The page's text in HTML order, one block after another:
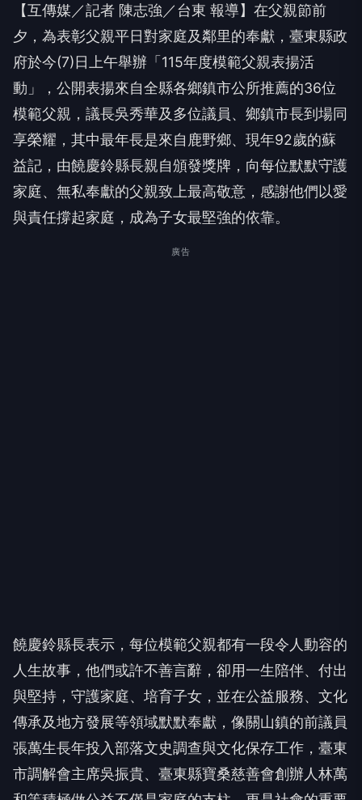
【互傳媒／記者 陳志強／台東 報導】在父親節前
夕，為表彰父親平日對家庭及鄰里的奉獻，臺東縣政
府於今(7)日上午舉辦「115年度模範父親表揚活
動」，公開表揚來自全縣各鄉鎮市公所推薦的36位
模範父親，議長吳秀華及多位議員、鄉鎮市長到場同
享榮耀，其中最年長是來自鹿野鄉、現年92歲的蘇
益記，由饒慶鈴縣長親自頒發獎牌，向每位默默守護
家庭、無私奉獻的父親致上最高敬意，感謝他們以愛
與責任撐起家庭，成為子女最堅強的依靠。
廣告
饒慶鈴縣長表示，每位模範父親都有一段令人動容的
人生故事，他們或許不善言辭，卻用一生陪伴、付出
與堅持，守護家庭、培育子女，並在公益服務、文化
傳承及地方發展等領域默默奉獻，像關山鎮的前議員
張萬生長年投入部落文史調查與文化保存工作，臺東
市調解會主席吳振貴、臺東縣寶桑慈善會創辦人林萬